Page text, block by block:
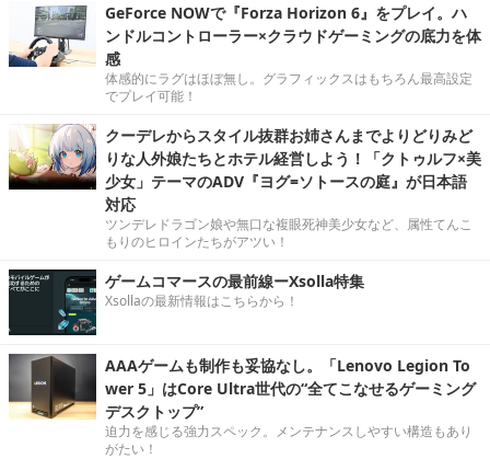
GeForce NOWで『Forza Horizon 6』をプレイ。ハ
ンドルコントローラー×クラウドゲーミングの底力を体
感
体感的にラグはほぼ無し。グラフィックスはもちろん最高設定
でプレイ可能！
クーデレからスタイル抜群お姉さんまでよりどりみど
りな人外娘たちとホテル経営しよう！「クトゥルフ×美
少女」テーマのADV『ヨグ=ソトースの庭』が日本語
対応
ツンデレドラゴン娘や無口な複眼死神美少女など、属性てんこ
もりのヒロインたちがアツい！
ゲームコマースの最前線ーXsolla特集
Xsollaの最新情報はこちらから！
AAAゲームも制作も妥協なし。「Lenovo Legion To
wer 5」はCore Ultra世代の“全てこなせるゲーミング
デスクトップ”
迫力を感じる強力スペック。メンテナンスしやすい構造もあり
がたい！